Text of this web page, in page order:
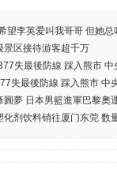
望李英爱叫我哥哥 但她总
景区接待游客超千万
失最後防線 踩入熊市 中
失最後防線 踩入熊市 中
圓夢 日本男籃進軍巴黎奧
化剂饮料销往厦门东莞 数